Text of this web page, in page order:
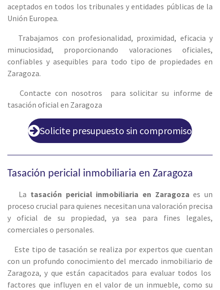
aceptados en todos los tribunales y entidades públicas de la
Unión Europea.
Trabajamos con profesionalidad, proximidad, eficacia y
minuciosidad, proporcionando valoraciones oficiales,
confiables y asequibles para todo tipo de propiedades en
Zaragoza.
Contacte con nosotros para solicitar su informe de
tasación oficial en Zaragoza
Solicite presupuesto sin compromiso
Tasación pericial inmobiliaria en Zaragoza
La tasación pericial inmobiliaria en Zaragozaes un
proceso crucial para quienes necesitan una valoración precisa
y oficial de su propiedad, ya sea para fines legales,
comerciales o personales.
Este tipo de tasación se realiza por expertos que cuentan
con un profundo conocimiento del mercado inmobiliario de
Zaragoza, y que están capacitados para evaluar todos los
factores que influyen en el valor de un inmueble, como su